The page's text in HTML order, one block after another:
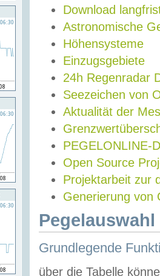
Download
Astronomische
Höhensysteme
Einzugsgebiete
24h Regenradar
Seezeichen von
Aktualität der
PEGELONLINE-
Open Source
Projektarbeit zur
Generierung von
Grundlegende
über die Tabelle